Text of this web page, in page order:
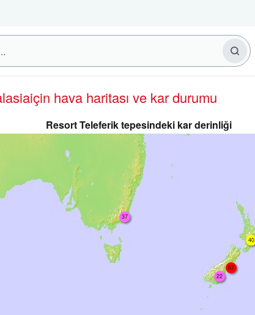
için hava haritası ve kar durumu
Resort Teleferik tepesindeki kar derinliği
22
67
37
40